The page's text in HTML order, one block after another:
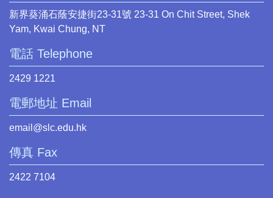
新界葵涌石蔭安捷街23-31號 23-31 On Chit Street, Shek
Yam, Kwai Chung, NT
電話 Telephone
2429 1221
電郵地址 Email
email@slc.edu.hk
傳真 Fax
2422 7104